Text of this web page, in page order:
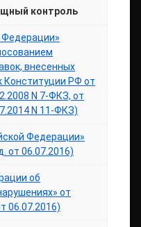
контроль
Федерации»
внесенных
Конституции РФ от
N 7-ФКЗ, от
N 11-ФКЗ)
Федерации»
от 06.07.2016)
об
от
06.07.2016)